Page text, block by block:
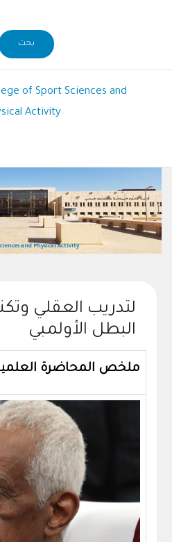
of Sport Sciences and
Activity
and Physical Activity
لتدريب العقلي
البطل الأولمبي
ملخص المحاضرة العلمية